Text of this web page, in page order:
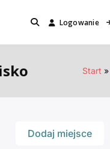
które warto odwiedzić.
Logowanie
Start
Dodaj miejsce